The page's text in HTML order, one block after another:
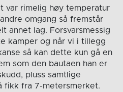
var rimelig høy temperatur
omgang så fremstår
annet lag. Forsvarsmessig
kamper og når vi i tillegg
så kan dette kun gå en
som den bautaen han er
pluss samtlige
fikk fra 7-metersmerket.